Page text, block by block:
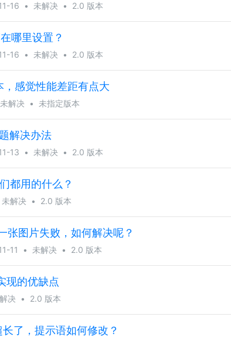
16 • 未解决 • 2.0 版本
哪里设置？
16 • 未解决 • 2.0 版本
感觉性能差距有点大
未解决 • 未指定版本
解决办法
13 • 未解决 • 2.0 版本
都用的什么？
未解决 • 2.0 版本
张图片失败，如何解决呢？
11 • 未解决 • 2.0 版本
现的优缺点
决 • 2.0 版本
了，提示语如何修改？